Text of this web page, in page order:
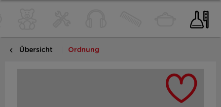
Übersicht Ordnung